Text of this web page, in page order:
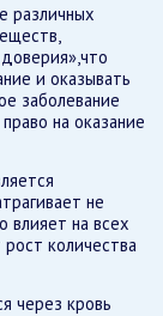
различных
и оказывать
заболевание
на оказание
не
влияет на всех
количества
через кровь